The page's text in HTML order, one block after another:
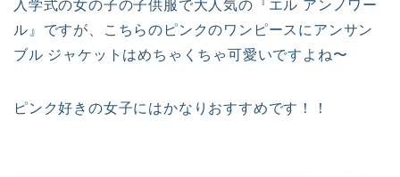
入学式の女の子の子供服で大人気の『エル アンノワー
ル』ですが、こちらのピンクのワンピースにアンサン
ブル ジャケットはめちゃくちゃ可愛いですよね〜
ピンク好きの女子にはかなりおすすめです！！